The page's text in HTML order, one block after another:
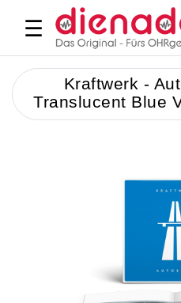
☰
Kraftwerk -
Translucent Blue